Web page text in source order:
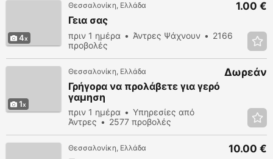
4
Θεσσαλονίκη, Ελλάδα
Γεια σας
πριν 1 ημέρα Άντρες Ψάχνουν
2166
προβολές
1.00 €
1
Θεσσαλονίκη, Ελλάδα
Γρήγορα να προλάβετε για γερό
γαμηση
πριν 1 ημέρα
Υπηρεσίες από
Άντρες
2577 προβολές
Δωρεάν
Θεσσαλονίκη, Ελλάδα 10.00 €